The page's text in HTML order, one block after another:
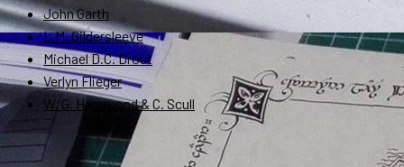
John Garth
L.M. Gildersleeve
Michael D.C. Drout
Verlyn Flieger
W. G. Hammond & C. Scull